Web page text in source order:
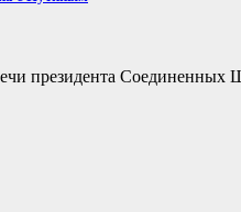
президента